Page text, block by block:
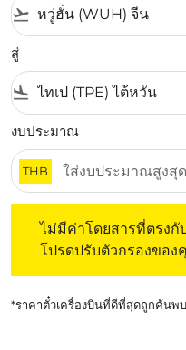
flight_takeoff
สู่
flight_land
งบประมาณ
THB
ไม่มีค่าโดยสารที่ตรง
โปรดปรับตัวกรองขอ
*ราคาตั๋วเครื่องบินที่ดีที่สุดถูกค้นพ